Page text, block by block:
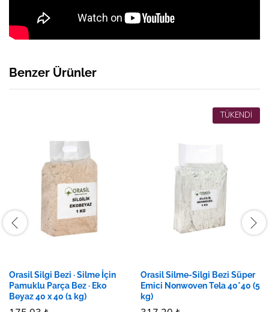
Benzer Ürünler
Orasil Silgi Bezi · Silme İçin
Pamuklu Parça Bez · Eko
Beyaz 40 x 40 (1 kg)
TÜKENDİ
Orasil Silme-Silgi Bezi Süper
Emici Nonwoven Tela 40*40 (5
kg)